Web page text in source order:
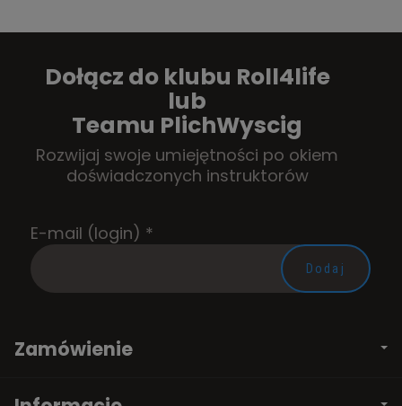
Dołącz do klubu Roll4life
lub
Teamu PlichWyscig
Rozwijaj swoje umiejętności po okiem
doświadczonych instruktorów
E-mail (login) *
Zamówienie